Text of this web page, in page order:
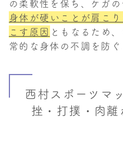
の柔軟性を保ち、ケガ
身体が硬いことが肩こ
こす原因 ともなるため
常的な身体の不調を防
西村スポーツマ
挫・打撲・肉